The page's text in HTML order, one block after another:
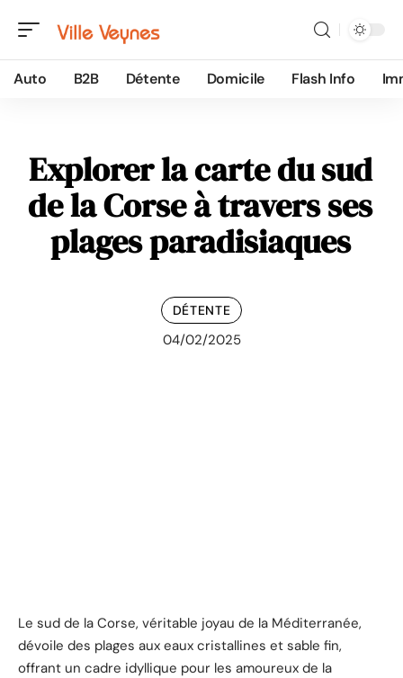
Auto B2B Détente Domicile Flash Info
Explorer la carte du sud
de la Corse à travers ses
plages paradisiaques
DÉTENTE
04/02/2025
Le sud de la Corse, véritable joyau de la Méditerranée,
dévoile des plages aux eaux cristallines et sable fin,
offrant un cadre idyllique pour les amoureux de la